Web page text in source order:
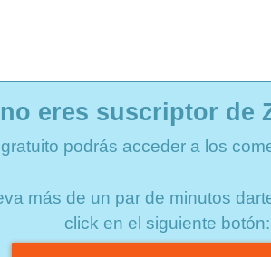
eres suscriptor de
podrás acceder a los
más de un par de minutos
click en el siguiente botón: